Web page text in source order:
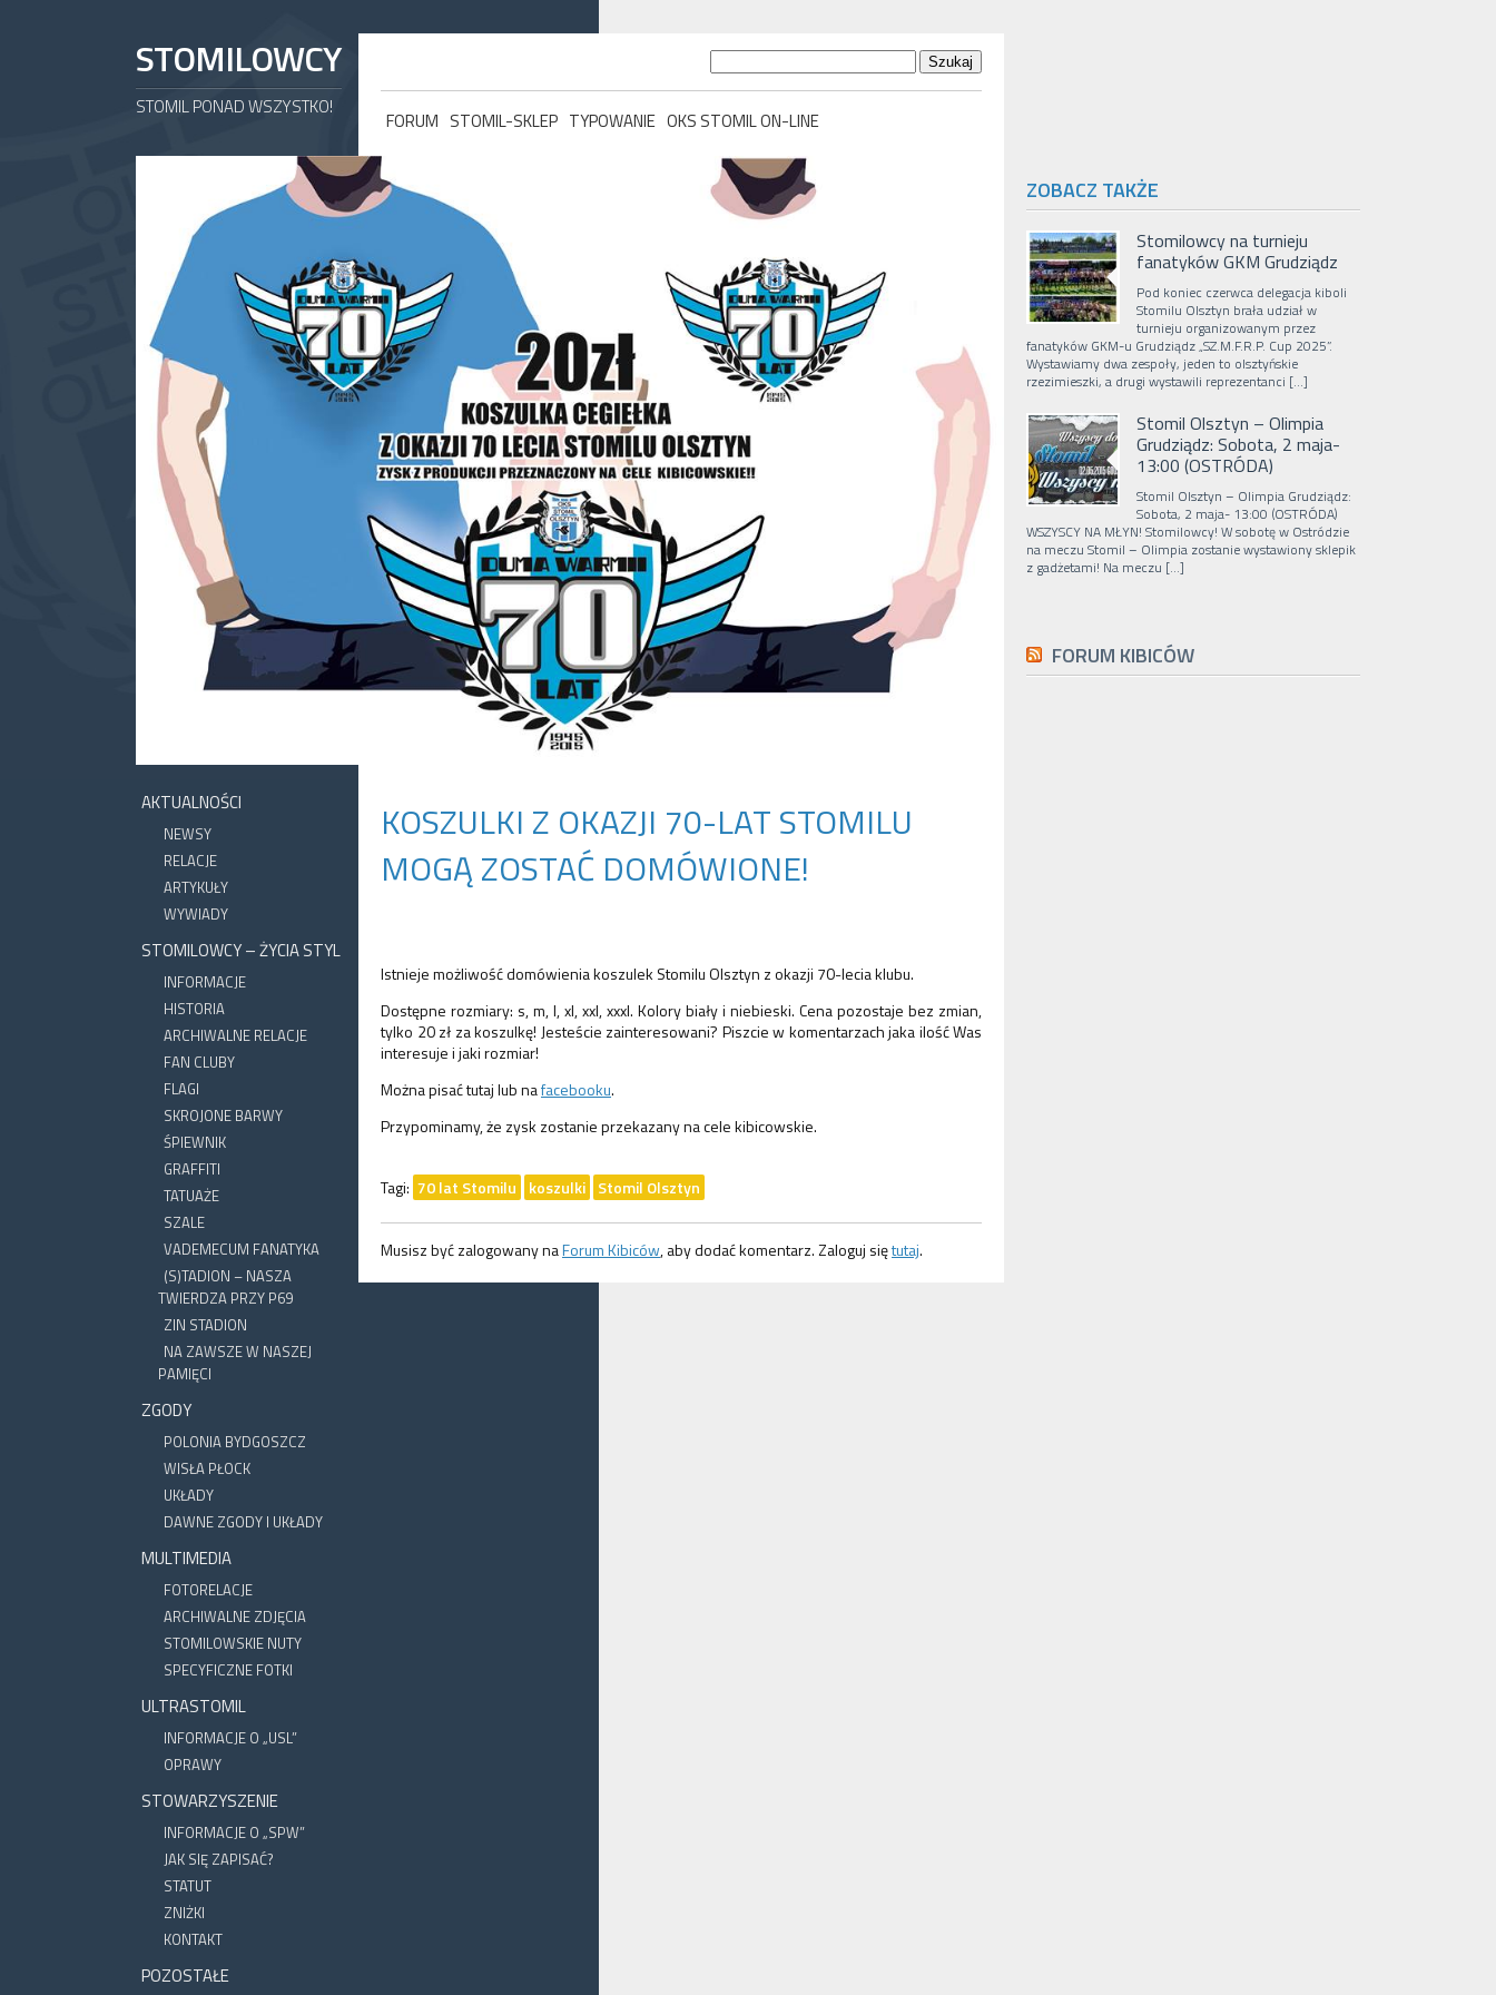
STOMILOWCY
STOMIL PONAD WSZYSTKO!
FORUM STOMIL-SKLEP TYPOWANIE OKS STOMIL ON-LINE
AKTUALNOŚCI
NEWSY
RELACJE
ARTYKUŁY
WYWIADY
STOMILOWCY – ŻYCIA STYL
INFORMACJE
HISTORIA
ARCHIWALNE RELACJE
FAN CLUBY
FLAGI
SKROJONE BARWY
ŚPIEWNIK
GRAFFITI
TATUAŻE
SZALE
VADEMECUM FANATYKA
(S)TADION – NASZA
TWIERDZA PRZY P69
ZIN STADION
NA ZAWSZE W NASZEJ
PAMIĘCI
ZGODY
POLONIA BYDGOSZCZ
WISŁA PŁOCK
UKŁADY
DAWNE ZGODY I UKŁADY
MULTIMEDIA
FOTORELACJE
ARCHIWALNE ZDJĘCIA
STOMILOWSKIE NUTY
SPECYFICZNE FOTKI
ULTRASTOMIL
INFORMACJE O „USL”
OPRAWY
STOWARZYSZENIE
INFORMACJE O „SPW”
JAK SIĘ ZAPISAĆ?
STATUT
ZNIŻKI
KONTAKT
POZOSTAŁE
KOSZULKI Z OKAZJI 70-LAT STOMILU
MOGĄ ZOSTAĆ DOMÓWIONE!
Istnieje możliwość domówienia koszulek Stomilu Olsztyn z okazji 70-lecia klubu.
Dostępne rozmiary: s, m, l, xl, xxl, xxxl. Kolory biały i niebieski. Cena pozostaje bez zmian,
tylko 20 zł za koszulkę! Jesteście zainteresowani? Piszcie w komentarzach jaka ilość Was
interesuje i jaki rozmiar!
Można pisać tutaj lub nafacebooku.
Przypominamy, że zysk zostanie przekazany na cele kibicowskie.
Tagi: 70 lat Stomilu koszulki Stomil Olsztyn
Musisz być zalogowany naForum Kibiców, aby dodać komentarz. Zaloguj siętutaj.
ZOBACZ TAKŻE
Stomilowcy na turnieju
fanatyków GKM Grudziądz
Pod koniec czerwca delegacja kiboli
Stomilu Olsztyn brała udział w
turnieju organizowanym przez
fanatyków GKM-u Grudziądz „SZ.M.F.R.P. Cup 2025”.
Wystawiamy dwa zespoły, jeden to olsztyńskie
rzezimieszki, a drugi wystawili reprezentanci […]
Stomil Olsztyn – Olimpia
Grudziądz: Sobota, 2 maja-
13:00 (OSTRÓDA)
Stomil Olsztyn – Olimpia Grudziądz:
Sobota, 2 maja- 13:00 (OSTRÓDA)
WSZYSCY NA MŁYN! Stomilowcy! W sobotę w Ostródzie
na meczu Stomil – Olimpia zostanie wystawiony sklepik
z gadżetami! Na meczu […]
FORUM KIBICÓW